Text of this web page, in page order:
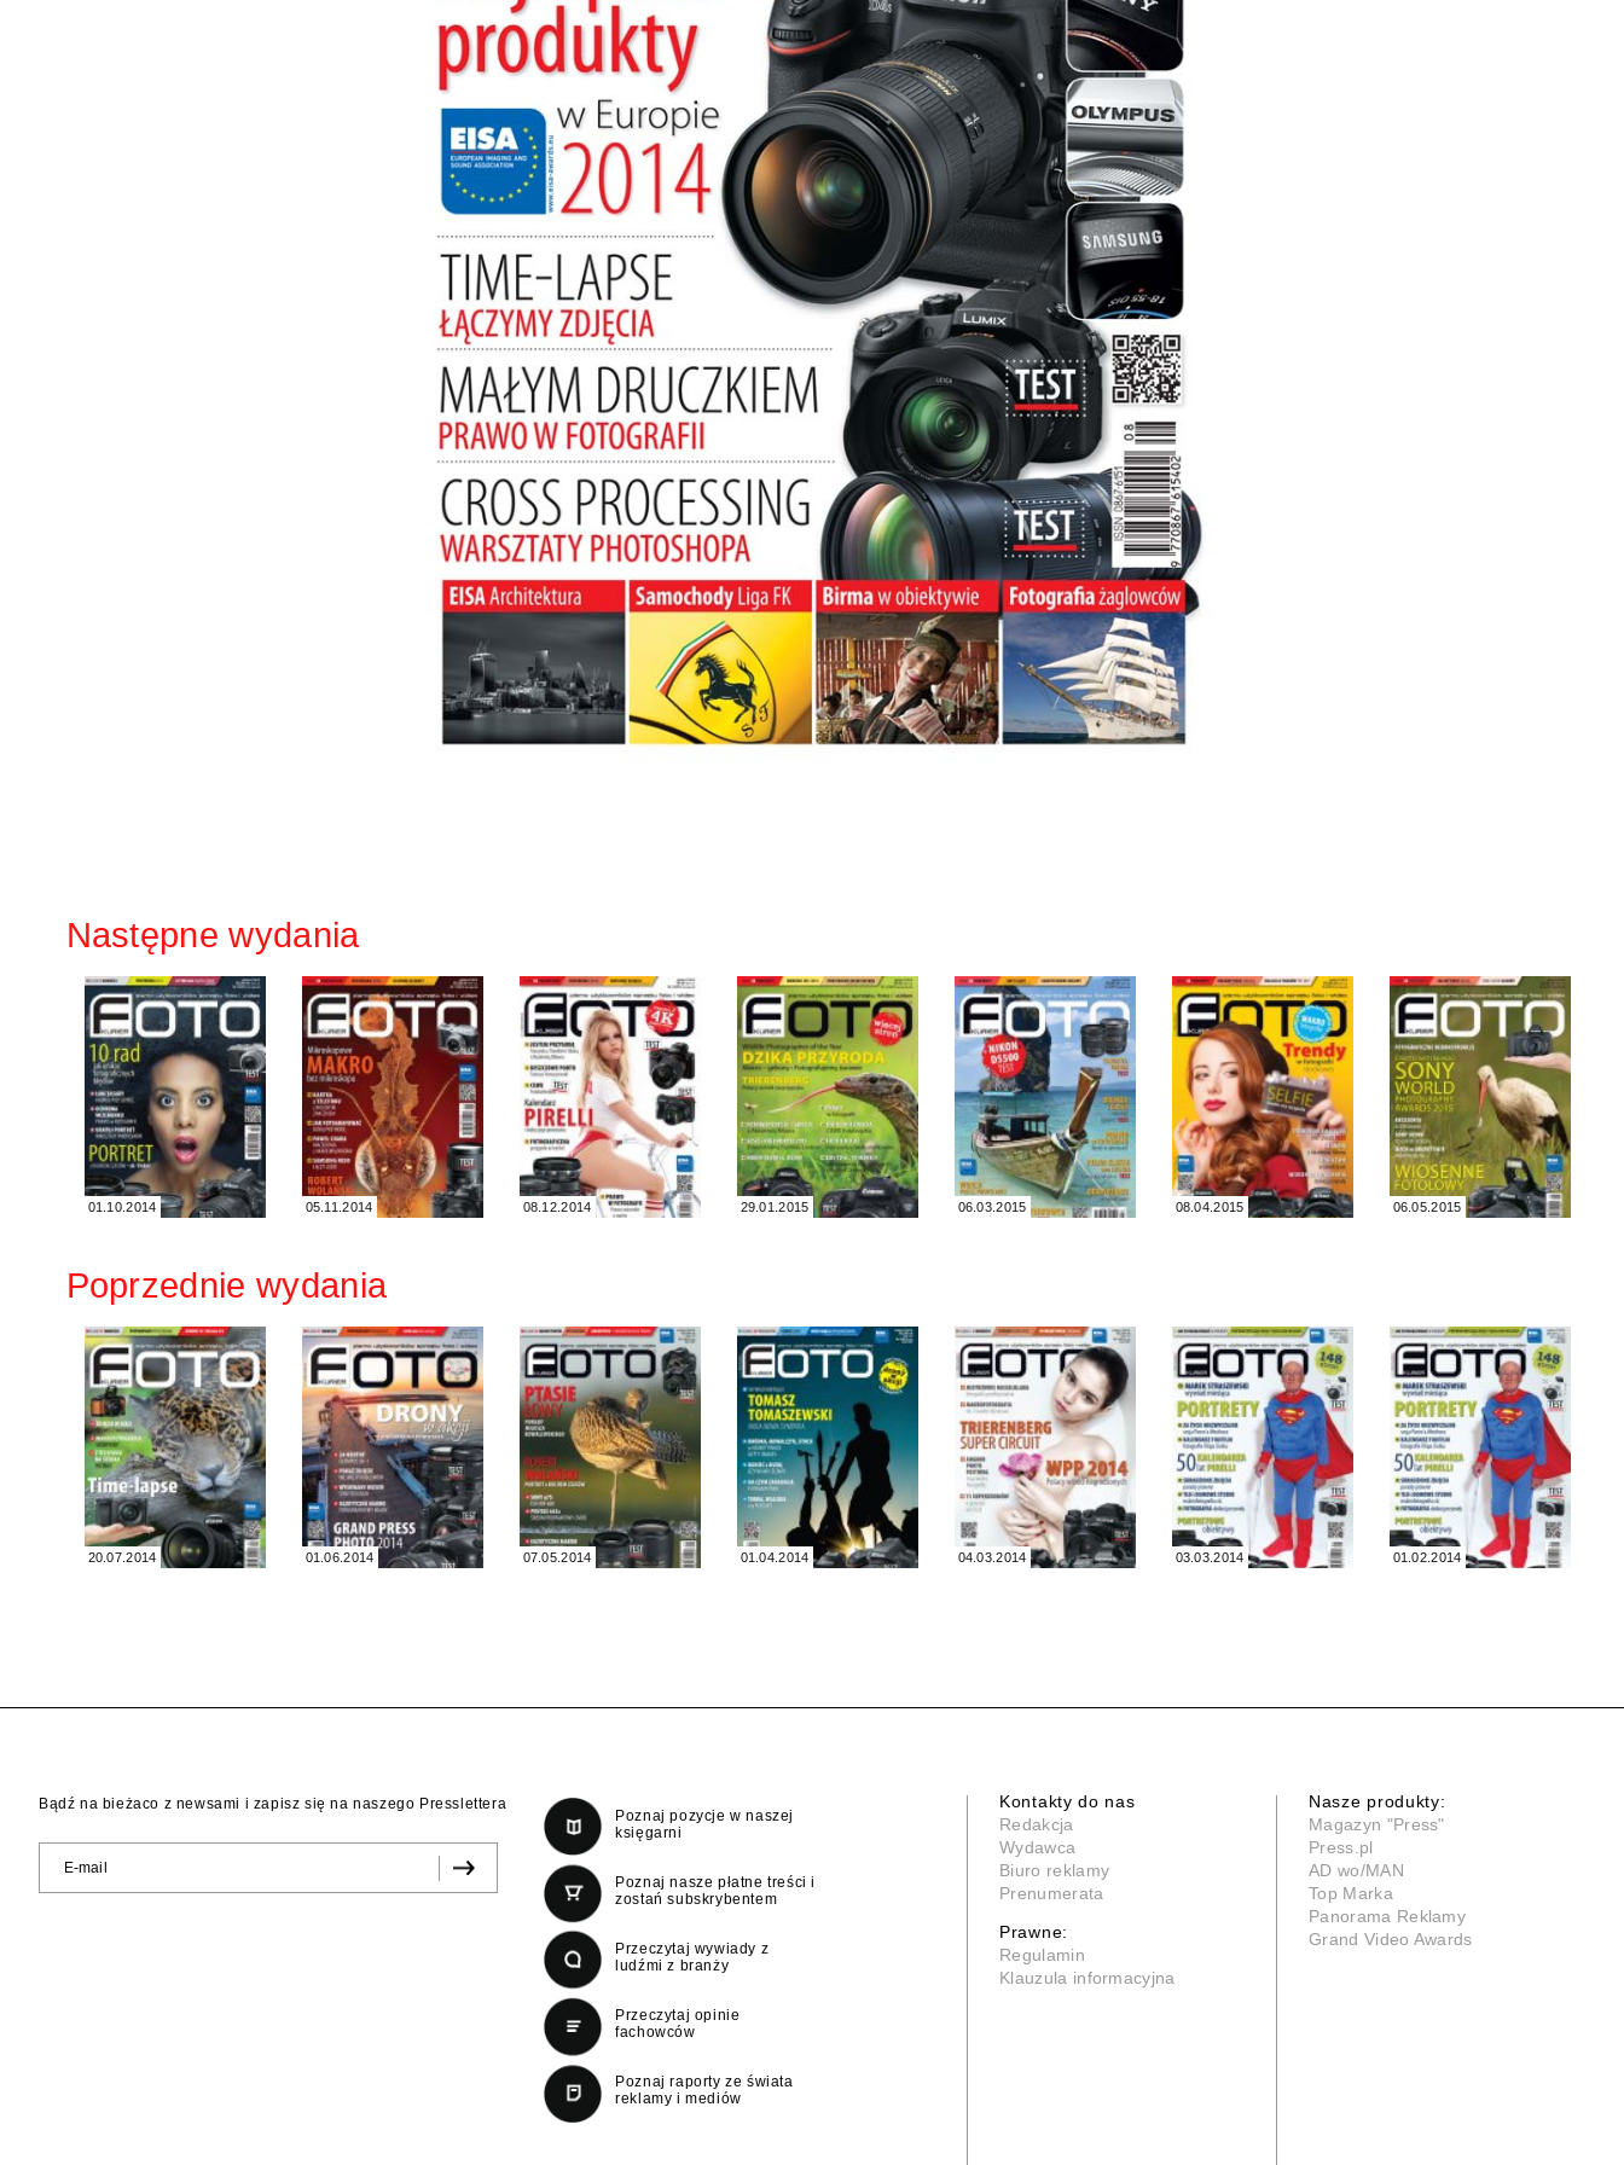
Następne wydania
01.10.2014 05.11.2014 08.12.2014 29.01.2015 06.03.2015 08.04.2015 06.05.2015
Poprzednie wydania
20.07.2014 01.06.2014 07.05.2014 01.04.2014 04.03.2014 03.03.2014 01.02.2014
Bądź na bieżaco z newsami i zapisz się na naszego Presslettera
Poznaj pozycje w naszej
księgarni
Poznaj nasze płatne treści i
zostań subskrybentem
Przeczytaj wywiady z
ludźmi z branży
Przeczytaj opinie
fachowców
Poznaj raporty ze świata
reklamy i mediów
Kontakty do nas
Redakcja
Wydawca
Biuro reklamy
Prenumerata
Prawne:
Regulamin
Klauzula informacyjna
Nasze produkty:
Magazyn "Press"
Press.pl
AD wo/MAN
Top Marka
Panorama Reklamy
Grand Video Awards